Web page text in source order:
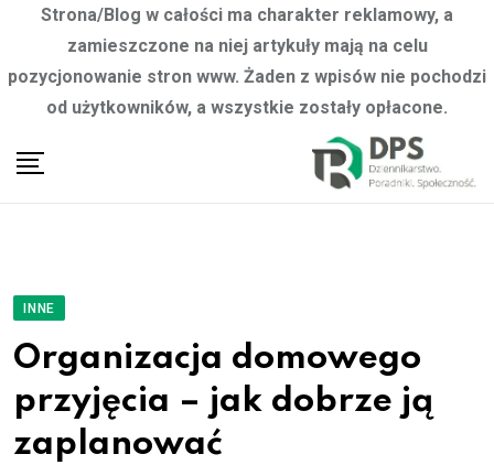
Strona/Blog w całości ma charakter reklamowy, a
zamieszczone na niej artykuły mają na celu
pozycjonowanie stron www. Żaden z wpisów nie pochodzi
od użytkowników, a wszystkie zostały opłacone.
INNE
Organizacja domowego
przyjęcia – jak dobrze ją
zaplanować